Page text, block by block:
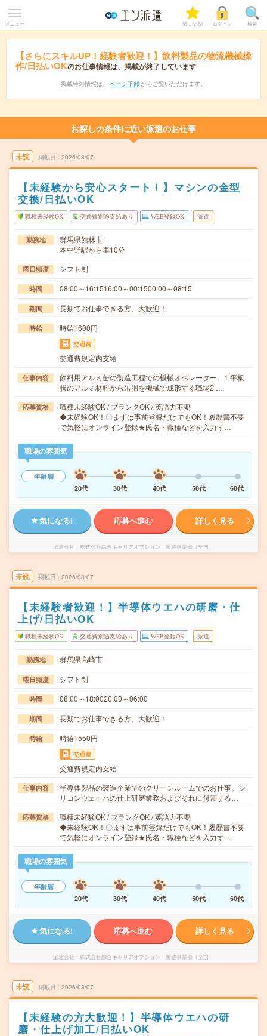
メニュー 気になる! ログイン 検索
【さらにスキルUP！経験者歓迎！】飲料製品の物流機械操
作/日払いOKのお仕事情報は、掲載が終了しています
掲載時の情報は、 ページ下部 からご覧いただけます。
お探しの条件に近い派遣のお仕事
未読 掲載日 2026/08/07
【未経験から安心スタート！】マシンの金型
交換/日払いOK
職種未経験OK 交通費別途支給あり WEB登録OK 派遣
勤務地
群馬県館林市
本中野駅から車10分
曜日頻度 シフト制
時間 08:00～16:1516:00～00:1500:00～08:15
期間 長期でお仕事できる方、大歓迎！
時給 時給1600円
交通費
交通費規定内支給
仕事内容
飲料用アルミ缶の製造工程での機械オペレーター。1.平板
状のアルミ材料から缶胴を機械で成形する職場2.…
応募資格
職種未経験OK / ブランクOK / 英語力不要
◆未経験OK！〇まずは事前登録だけでもOK！履歴書不要
で気軽にオンライン登録★氏名・職種などを入力す…
職場の雰囲気
年齢層
20代
30代 40代 50代 60代
気になる! 応募へ進む 詳しく見る
派遣会社 株式会社綜合キャリアオプション 製造事業部（全国）
未読 掲載日 2026/08/07
【未経験者歓迎！】半導体ウエハの研磨・仕
上げ/日払いOK
職種未経験OK 交通費別途支給あり WEB登録OK 派遣
勤務地 群馬県高崎市
曜日頻度 シフト制
時間 08:00～18:0020:00～06:00
期間 長期でお仕事できる方、大歓迎！
時給 時給1550円
交通費
交通費規定内支給
仕事内容
半導体製品の製造企業でのクリーンルームでのお仕事。シ
リコンウェーハの仕上研磨業務およびそれに付帯する…
応募資格
職種未経験OK / ブランクOK / 英語力不要
◆未経験OK！〇まずは事前登録だけでもOK！履歴書不要
で気軽にオンライン登録★氏名・職種などを入力す…
職場の雰囲気
年齢層
20代
30代 40代 50代 60代
気になる! 応募へ進む 詳しく見る
派遣会社 株式会社綜合キャリアオプション 製造事業部（全国）
未読 掲載日 2026/08/07
【未経験の方大歓迎！】半導体ウエハの研
磨・仕上げ加工/日払いOK